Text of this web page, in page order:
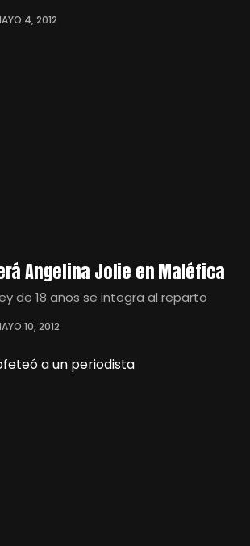
4, 2012
Angelina Jolie en Maléfica
de 18 años se integra al reparto
10, 2012